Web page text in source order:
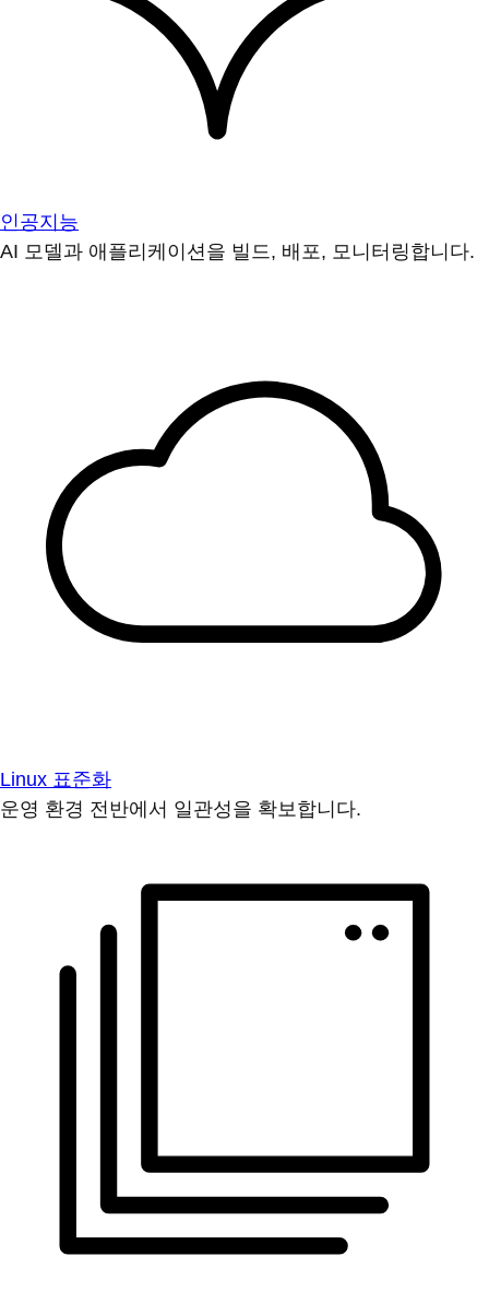
인공지능
AI 모델과 애플리케이션을 빌드, 배포, 모니터링합니다.
Linux 표준화
운영 환경 전반에서 일관성을 확보합니다.